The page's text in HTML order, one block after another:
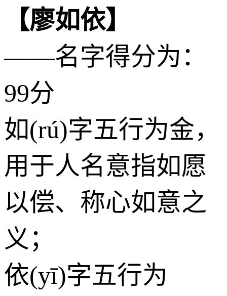
【廖如依】
——名字得分为：
99分
如(rú)字五行为金，
用于人名意指如愿
以偿、称心如意之
义；
依(yī)字五行为